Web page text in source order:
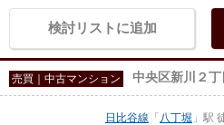
検討リストに追加
売買｜中古マンション 中央区新川２
日比谷線 「 八丁堀 」駅